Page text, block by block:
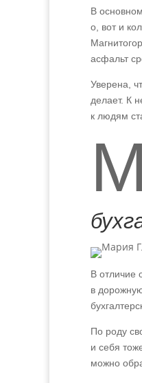
В
о, вот и
асфальт
Уверена,
делает. К
к людям
В отличие
в
По роду
и себя
можно